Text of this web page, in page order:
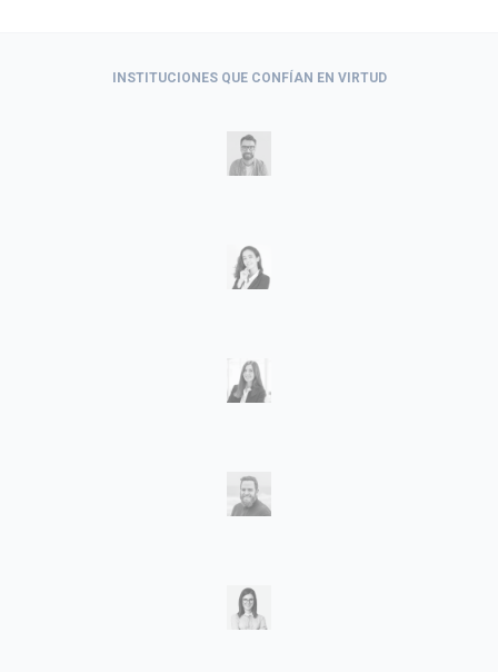
INSTITUCIONES QUE CONFÍAN EN VIRTUD